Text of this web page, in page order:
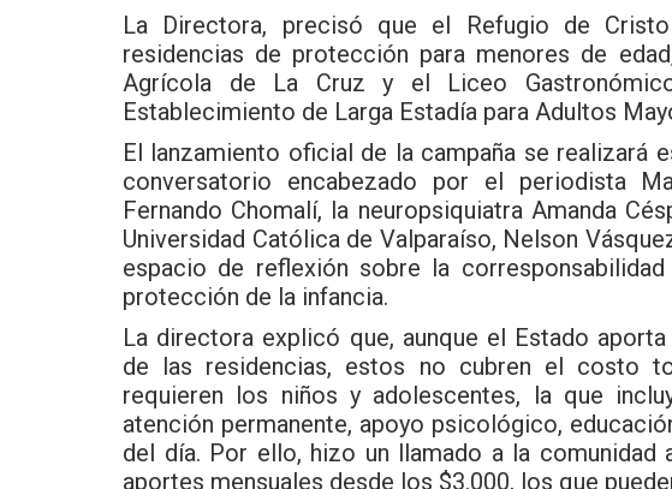
La Directora, precisó que el Refugio de
residencias de protección para menores de
Agrícola de La Cruz y el Liceo
Establecimiento de Larga Estadía para Adultos
El lanzamiento oficial de la campaña se realizará
conversatorio encabezado por el periodista
Fernando Chomalí, la neuropsiquiatra Amanda
Universidad Católica de Valparaíso, Nelson
espacio de reflexión sobre la
protección de la infancia.
La directora explicó que, aunque el Estado
de las residencias, estos no cubren el costo
requieren los niños y adolescentes, la que
atención permanente, apoyo psicológico,
del día. Por ello, hizo un llamado a la
aportes mensuales desde los $3.000, los que